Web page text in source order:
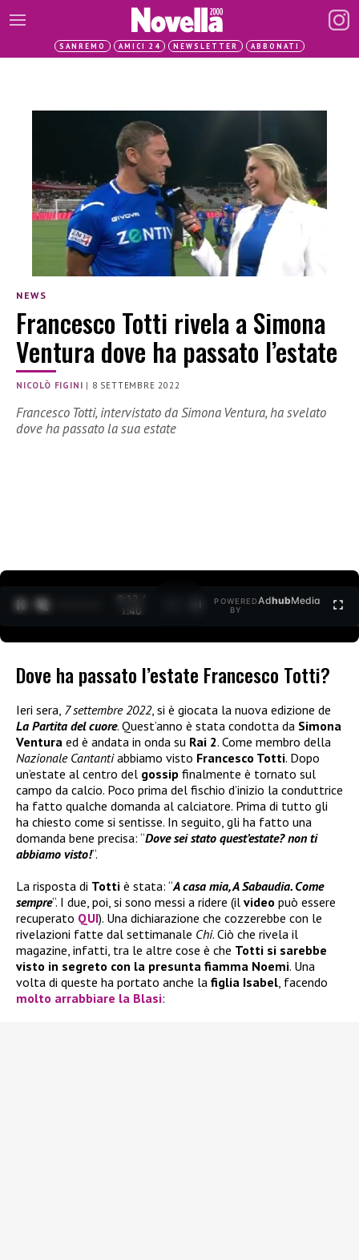
SANREMO AMICI 24 NEWSLETTER ABBONATI
NEWS
Francesco Totti rivela a Simona
Ventura dove ha passato l’estate
NICOLÒ FIGINI | 8 SETTEMBRE 2022
Francesco Totti, intervistato da Simona Ventura, ha svelato
dove ha passato la sua estate
0:12 /
1:40
POWERED
BY
AdhubMedia
Dove ha passato l’estate Francesco Totti?
Ieri sera, 7 settembre 2022, si è giocata la nuova edizione de
La Partita del cuore. Quest’anno è stata condotta da Simona
Ventura ed è andata in onda su Rai 2. Come membro della
Nazionale Cantantiabbiamo visto Francesco Totti. Dopo
un’estate al centro del gossip finalmente è tornato sul
campo da calcio. Poco prima del fischio d’inizio la conduttrice
ha fatto qualche domanda al calciatore. Prima di tutto gli
ha chiesto come si sentisse. In seguito, gli ha fatto una
domanda bene precisa: “Dove sei stato quest’estate? non ti
abbiamo visto!“.
La risposta di Totti è stata: “A casa mia, A Sabaudia. Come
sempre“. I due, poi, si sono messi a ridere (il video può essere
recuperato QUI). Una dichiarazione che cozzerebbe con le
rivelazioni fatte dal settimanale Chi. Ciò che rivela il
magazine, infatti, tra le altre cose è che Totti si sarebbe
visto in segreto con la presunta fiamma Noemi. Una
volta di queste ha portato anche la figlia Isabel, facendo
molto arrabbiare la Blasi: